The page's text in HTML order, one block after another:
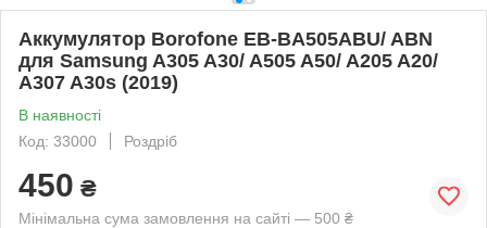
Аккумулятор Borofone EB-BA505ABU/ ABN
для Samsung A305 A30/ A505 A50/ A205 A20/
A307 A30s (2019)
В наявності
Код: 33000
Роздріб
450 ₴
Мінімальна сума замовлення на сайті — 500 ₴